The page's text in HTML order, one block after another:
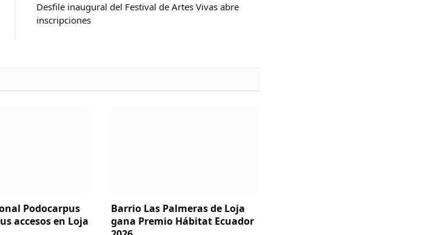
Desfile inaugural del Festival de Artes Vivas abre
inscripciones
Podocarpus
accesos en Loja
Barrio Las Palmeras de Loja
gana Premio Hábitat Ecuador